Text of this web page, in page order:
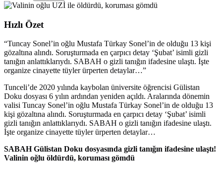
Hızlı Özet
“Tuncay Sonel’in oğlu Mustafa Türkay Sonel’in de olduğu 13 kişi
gözaltına alındı. Soruşturmada en çarpıcı detay ‘Şubat’ isimli gizli
tanığın anlattıklarıydı. SABAH o gizli tanığın ifadesine ulaştı. İşte
organize cinayette tüyler ürperten detaylar…”
Tunceli’de 2020 yılında kaybolan üniversite öğrencisi Gülistan
Doku dosyası 6 yılın ardından yeniden açıldı. Aralarında dönemin
valisi Tuncay Sonel’in oğlu Mustafa Türkay Sonel’in de olduğu 13
kişi gözaltına alındı. Soruşturmada en çarpıcı detay ‘Şubat’ isimli
gizli tanığın anlattıklarıydı. SABAH o gizli tanığın ifadesine ulaştı.
İşte organize cinayette tüyler ürperten detaylar…
SABAH Gülistan Doku dosyasında gizli tanığın ifadesine ulaştı!
Valinin oğlu öldürdü, koruması gömdü